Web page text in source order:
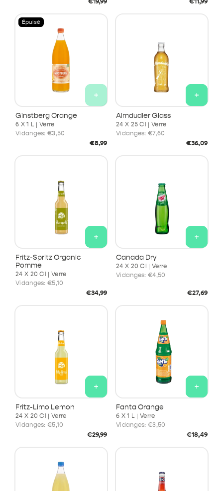
Épuisé
+
Ginstberg Orange
6 X 1 L | Verre
Vidanges: €3,50
Prix
€8,99
+
Almdudler Glass
24 X 25 Cl | Verre
Vidanges: €7,60
Prix
€36,09
+
Fritz-Spritz Organic
Pomme
24 X 20 Cl | Verre
Vidanges: €5,10
Prix
€34,99
+
Canada Dry
24 X 20 Cl | Verre
Vidanges: €4,50
Prix
€27,69
+
Fritz-Limo Lemon
24 X 20 Cl | Verre
Vidanges: €5,10
Prix
€29,99
+
Fanta Orange
6 X 1 L | Verre
Vidanges: €3,50
Prix
€18,49